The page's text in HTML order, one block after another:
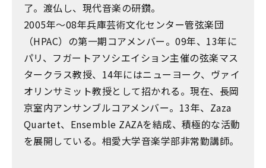
了。渡仏し、現代音楽の研鑽。
2005年〜08年兵庫芸術文化センター管弦楽団
（HPAC）の第一期コアメンバー。09年、13年に
パリ、フガートアソシエイション主催の弦楽マス
タークラス教授、14年にはニューヨーク、ヴァイ
オリンサミット教授として招かれる。現在、長岡
京室内アンサンブルコアメンバー。13年、Zaza
Quartet、Ensemble ZAZAを結成、積極的な活動
を展開している。相愛大学音楽学部非常勤講師。